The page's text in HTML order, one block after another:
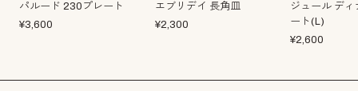
パルード 230プレート
¥3,600
エブリデイ 長角皿
¥2,300
ジュール デ
ート(L)
¥2,600